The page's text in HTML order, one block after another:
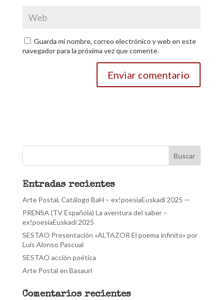
Guarda mi nombre, correo electrónico y web en este
navegador para la próxima vez que comente.
Entradas recientes
Arte Postal, Catálogo BaH – ex!poesíaEuskadi 2025 —
PRENSA (TV Española) La aventura del saber –
ex!poesíaEuskadi 2025
SESTAO Presentación «ALTAZOR El poema infinito» por
Luis Alonso Pascual
SESTAO acción poética
Arte Postal en Basauri
Comentarios recientes